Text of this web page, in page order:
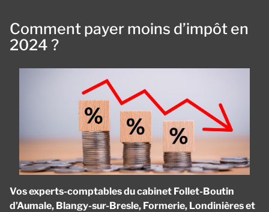
Comment payer moins d’impôt en
2024 ?
Vos experts-comptables du cabinet Follet-Boutin
d’Aumale, Blangy-sur-Bresle, Formerie, Londinières et